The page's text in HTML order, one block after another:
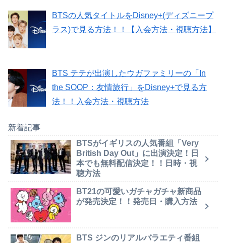
BTSの人気タイトルをDisney+(ディズニープ
ラス)で見る方法！！【入会方法・視聴方法】
BTS テテが出演したウガファミリーの「In
the SOOP：友情旅行」をDisney+で見る方
法！！入会方法・視聴方法
新着記事
BTSがイギリスの人気番組「Very
British Day Out」に出演決定！日
本でも無料配信決定！！日時・視
聴方法
BT21の可愛いガチャガチャ新商品
が発売決定！！発売日・購入方法
BTS ジンのリアルバラエティ番組